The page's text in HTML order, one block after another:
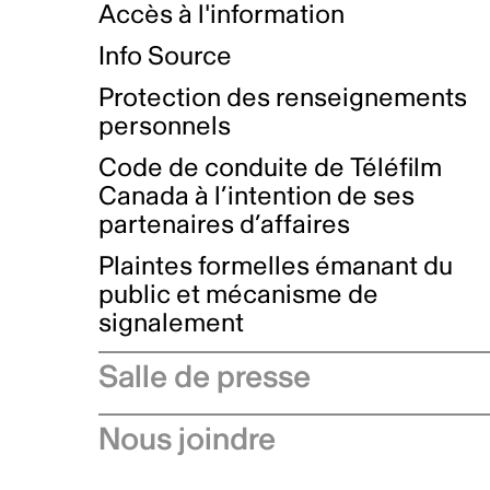
Accès à l'information
Info Source
Protection des renseignements
personnels
Code de conduite de Téléfilm
Canada à l’intention de ses
partenaires d’affaires
Plaintes formelles émanant du
public et mécanisme de
signalement
Salle de presse
Communiqués de presse
Nous joindre